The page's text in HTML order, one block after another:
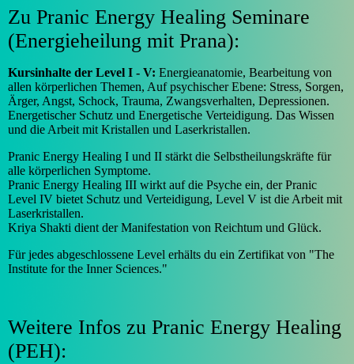
Zu Pranic Energy Healing Seminare
(Energieheilung mit Prana):
Kursinhalte der Level I - V: Energieanatomie, Bearbeitung von
allen körperlichen Themen, Auf psychischer Ebene: Stress, Sorgen,
Ärger, Angst, Schock, Trauma, Zwangsverhalten, Depressionen.
Energetischer Schutz und Energetische Verteidigung. Das Wissen
und die Arbeit mit Kristallen und Laserkristallen.
Pranic Energy Healing I und II stärkt die Selbstheilungskräfte für
alle körperlichen Symptome.
Pranic Energy Healing III wirkt auf die Psyche ein, der Pranic
Level IV bietet Schutz und Verteidigung, Level V ist die Arbeit mit
Laserkristallen.
Kriya Shakti dient der Manifestation von Reichtum und Glück.
Für jedes abgeschlossene Level erhälts du ein Zertifikat von "The
Institute for the Inner Sciences."
Weitere Infos zu Pranic Energy Healing
(PEH):